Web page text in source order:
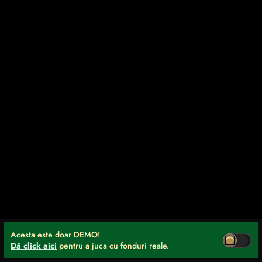
Acesta este doar DEMO!
Dă click aici pentru a juca cu fonduri reale.